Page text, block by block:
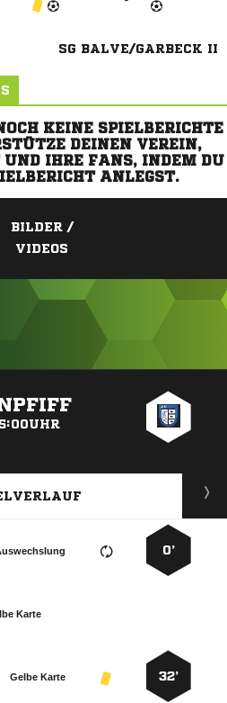
SG BALVE/GARBECK II
KEINE SPIELBERICHTE
DEINEN VEREIN,
IHRE FANS, INDEM DU
ANLEGST.
BILDER /
VIDEOS
0’
Karte
32’
Gelbe Karte